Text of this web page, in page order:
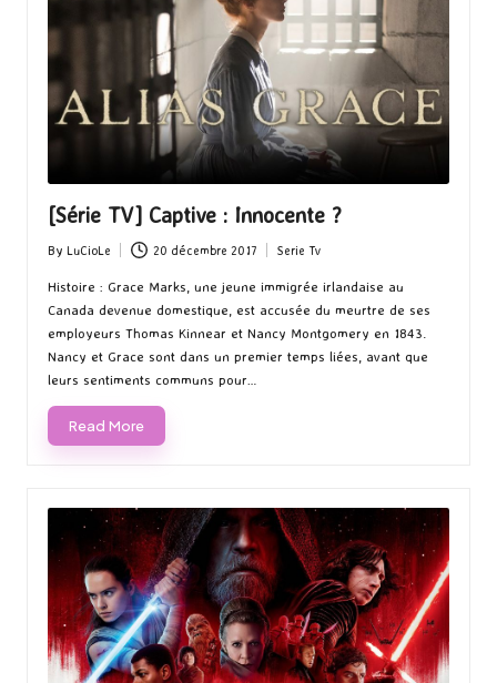
[Série TV] Captive : Innocente ?
Posted
by
By LuCioLe 20 décembre 2017
Posted
in
Serie Tv
Histoire : Grace Marks, une jeune immigrée irlandaise au
Canada devenue domestique, est accusée du meurtre de ses
employeurs Thomas Kinnear et Nancy Montgomery en 1843.
Nancy et Grace sont dans un premier temps liées, avant que
leurs sentiments communs pour…
Read More